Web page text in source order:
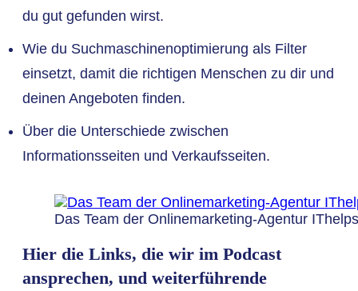
du gut gefunden wirst.
Wie du Suchmaschinenoptimierung als Filter
einsetzt, damit die richtigen Menschen zu dir und
deinen Angeboten finden.
Über die Unterschiede zwischen
Informationsseiten und Verkaufsseiten.
Das Team der Onlinemarketing-Agentur IThelps
Hier die Links, die wir im Podcast
ansprechen, und weiterführende